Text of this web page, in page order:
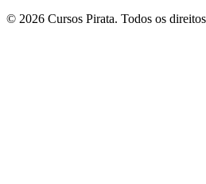
© 2026 Cursos Pirata. Todos os